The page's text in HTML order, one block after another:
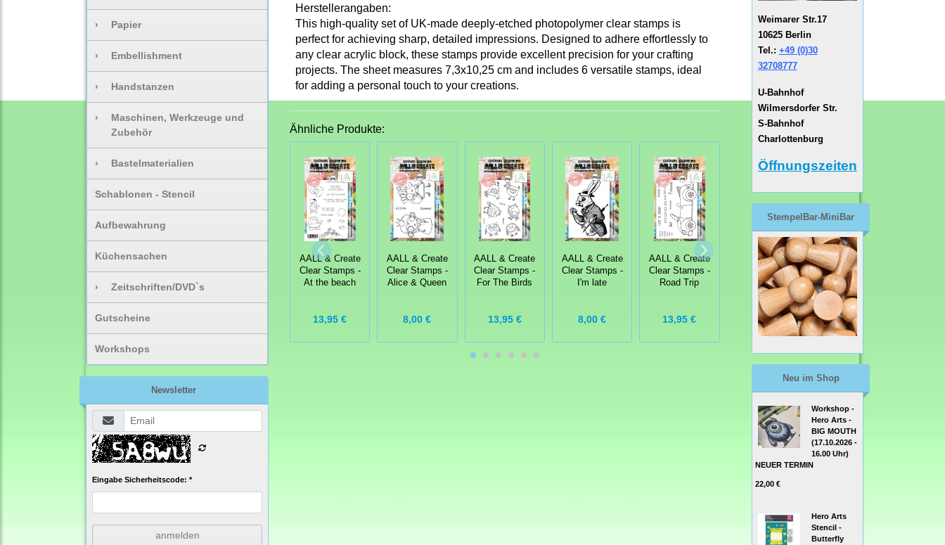
› Papier
› Embellishment
› Handstanzen
›
Maschinen, Werkzeuge und
Zubehör
› Bastelmaterialien
Schablonen - Stencil
Aufbewahrung
Küchensachen
› Zeitschriften/DVD`s
Gutscheine
Workshops
Newsletter
Eingabe Sicherheitscode: *
anmelden
Herstellerangaben:
This high-quality set of UK-made deeply-etched photopolymer clear stamps is
perfect for achieving sharp, detailed impressions. Designed to adhere effortlessly to
any clear acrylic block, these stamps provide excellent precision for your crafting
projects. The sheet measures 7,3x10,25 cm and includes 6 versatile stamps, ideal
for adding a personal touch to your creations.
Ähnliche Produkte:
AALL & Create
Clear Stamps -
At the beach
13,95 €
AALL & Create
Clear Stamps -
Alice & Queen
8,00 €
AALL & Create
Clear Stamps -
For The Birds
13,95 €
AALL & Create
Clear Stamps -
I'm late
8,00 €
AALL & Create
Clear Stamps -
Road Trip
13,95 €
AALL & Create
Clear Stamps -
You're Pawsome
14,50 €
AALL & Create
Clear Stamps -
Stan & Ollie
9,95 €
Weimarer Str.17
10625 Berlin
Tel.: +49 (0)30
32708777
U-Bahnhof
Wilmersdorfer Str.
S-Bahnhof
Charlottenburg
Öffnungszeiten
StempelBar-MiniBar
Neu im Shop
Workshop -
Hero Arts -
BIG MOUTH
(17.10.2026 -
16.00 Uhr)
NEUER TERMIN
22,00 €
Hero Arts
Stencil -
Butterfly